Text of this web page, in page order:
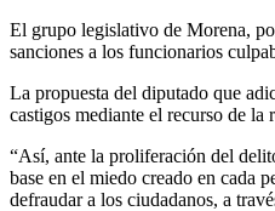
El grupo legislativo de Morena,
sanciones a los funcionarios
La propuesta del diputado que
castigos mediante el recurso de la
“Así, ante la proliferación del
base en el miedo creado en cada
defraudar a los ciudadanos, a